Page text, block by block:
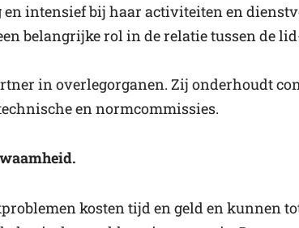
intensief bij haar activiteiten en
belangrijke rol in de relatie tussen de
in overlegorganen. Zij onderhoudt
en normcommissies.
kosten tijd en geld en kunnen